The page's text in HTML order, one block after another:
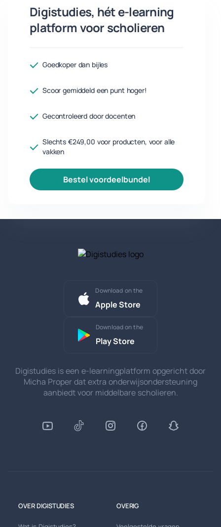
Digistudies, hét e-learning
platform voor scholieren
Goedkoper dan bijles
Scoor gemiddeld een punt hoger!
Gecontroleerd door docenten
Slechts €249,00 voor producten, voor alle
vakken
bestel voordeelbundel
Download on the
Apple Store
Download on the
Play Store
Digistudies is een e-learningplatform opgericht door
Micha Proper dat extra onderwijsondersteuning
aanbiedt voor middelbare scholieren.
OVER DIGISTUDIES OVERIG